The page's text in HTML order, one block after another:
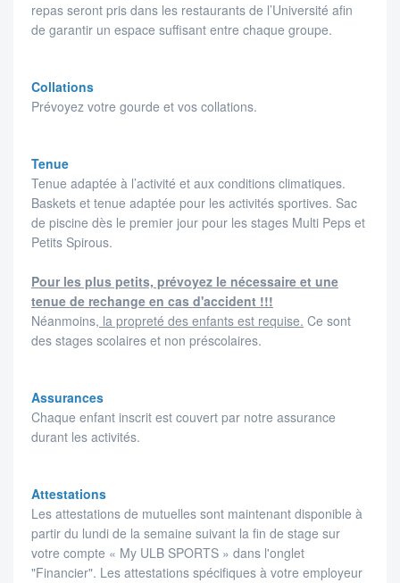
repas seront pris dans les restaurants de l’Université afin
de garantir un espace suffisant entre chaque groupe.
Collations
Prévoyez votre gourde et vos collations.
Tenue
Tenue adaptée à l’activité et aux conditions climatiques.
Baskets et tenue adaptée pour les activités sportives. Sac
de piscine dès le premier jour pour les stages Multi Peps et
Petits Spirous.
Pour les plus petits, prévoyez le nécessaire et une
tenue de rechange en cas d'accident !!!
Néanmoins, la propreté des enfants est requise. Ce sont
des stages scolaires et non préscolaires.
Assurances
Chaque enfant inscrit est couvert par notre assurance
durant les activités.
Attestations
Les attestations de mutuelles sont maintenant disponible à
partir du lundi de la semaine suivant la fin de stage sur
votre compte « My ULB SPORTS » dans l'onglet
"Financier". Les attestations spécifiques à votre employeur